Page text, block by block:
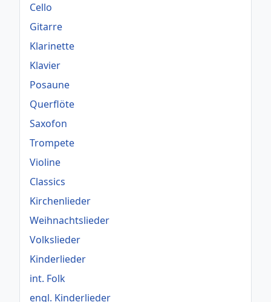
Cello
Gitarre
Klarinette
Klavier
Posaune
Querflöte
Saxofon
Trompete
Violine
Classics
Kirchenlieder
Weihnachtslieder
Volkslieder
Kinderlieder
int. Folk
engl. Kinderlieder